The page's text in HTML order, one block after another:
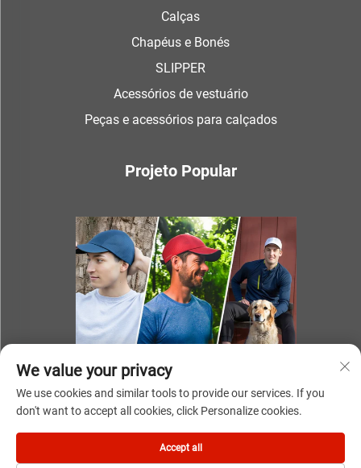
Calças
Chapéus e Bonés
SLIPPER
Acessórios de vestuário
Peças e acessórios para calçados
Projeto Popular
Direitos autorais © 2025 por NINGBO YOUKI UNITE IMP & EXP
We value your privacy
We use cookies and similar tools to provide our services. If you
don't want to accept all cookies, click Personalize cookies.
Accept all